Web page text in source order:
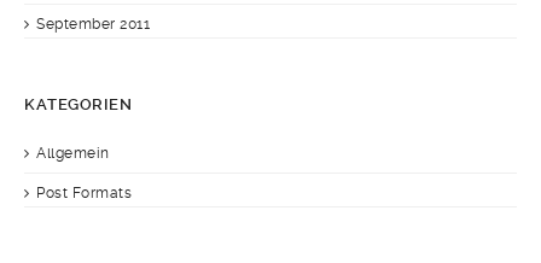
September 2011
KATEGORIEN
Allgemein
Post Formats